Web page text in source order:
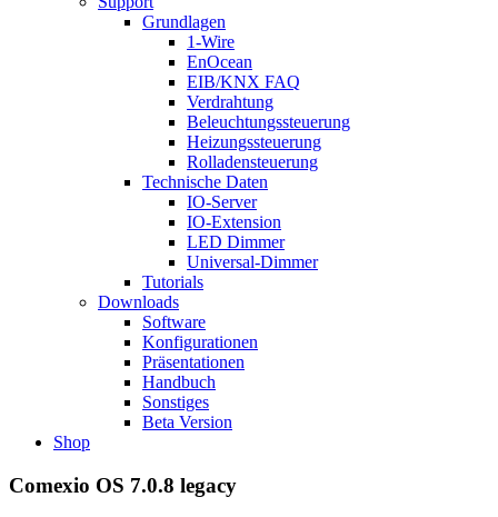
Grundlagen
1-Wire
EnOcean
EIB/KNX FAQ
Verdrahtung
Beleuchtungssteuerung
Heizungssteuerung
Rolladensteuerung
Technische Daten
IO-Server
IO-Extension
LED Dimmer
Universal-Dimmer
Tutorials
Downloads
Software
Konfigurationen
Präsentationen
Handbuch
Sonstiges
Beta Version
Shop
Comexio OS 7.0.8 legacy